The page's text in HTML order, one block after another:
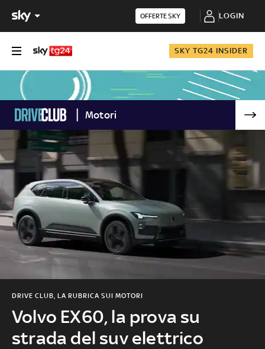
OFFERTE SKY LOGIN
SKY TG24 INSIDER
Motori
Volvo EX60, la prova su
strada del suv elettrico
DRIVE CLUB, LA RUBRICA SUI MOTORI